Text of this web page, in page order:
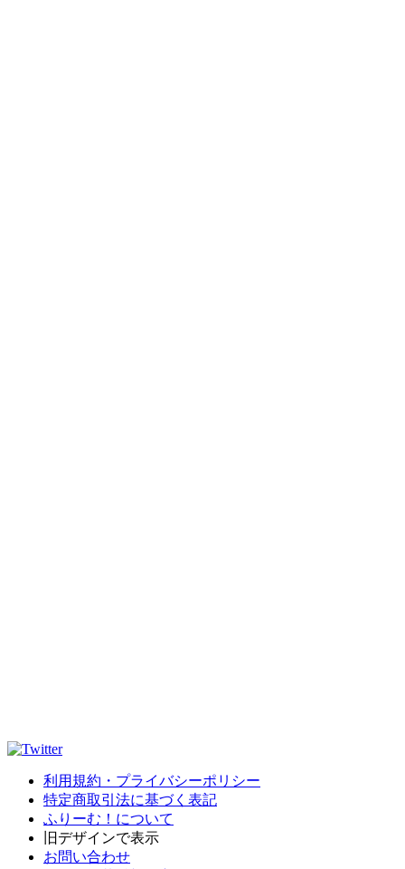
利用規約・プライバシーポリシー
特定商取引法に基づく表記
ふりーむ！について
旧デザインで表示
お問い合わせ